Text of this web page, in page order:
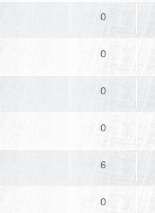
0
0
0
0
6
0